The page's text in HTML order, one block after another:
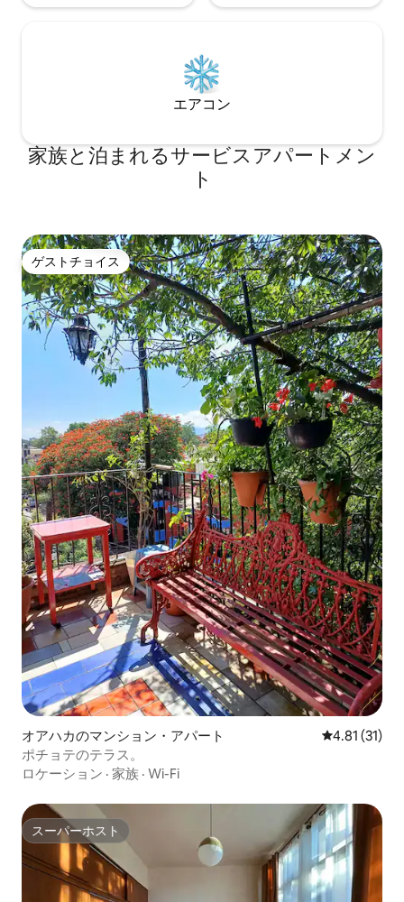
エアコン
家族と泊まれるサービスアパートメン
ト
ゲストチョイス
ゲストチョイス
オアハカのマンション・アパート レビュー31
4.81 (31)
ポチョテのテラス。
ロケーション · 家族 · Wi-Fi
スーパーホスト
スーパーホスト